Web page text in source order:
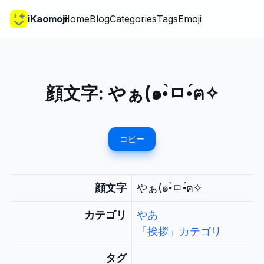
iKaomojiHomeBlogCategoriesTagsEmoji
顔文字: やぁ(๑•̀ㅁ•́ฅ✧
コピー
顔文字 やぁ(๑•̀ㅁ•́ฅ✧
カテゴリ
やあ
「挨拶」カテゴリ
タグ